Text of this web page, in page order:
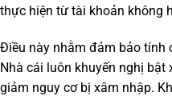
thực hiện từ tài khoản không
Điều này nhằm đảm bảo tính
Nhà cái luôn khuyến nghị
giảm nguy cơ bị xâm nhập.